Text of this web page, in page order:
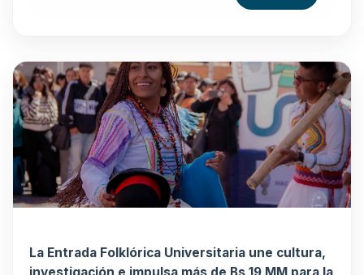
La Entrada Folklórica Universitaria une cultura,